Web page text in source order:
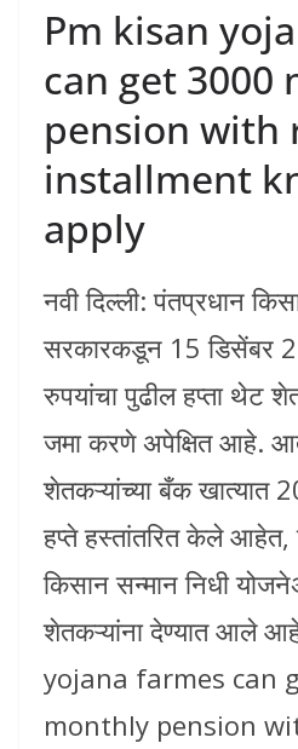
Pm kisan
can get 3000
pension with
installment
apply
नवी दिल्ली: पंतप्रधान
सरकारकडून 15 डिसेंबर
रुपयांचा पुढील हप्ता थेट
जमा करणे अपेक्षित आहे.
शेतकऱ्यांच्या बँक
हप्ते हस्तांतरित केले आहेत,
किसान सन्मान निधी
शेतकऱ्यांना देण्यात आले
yojana farmes can
monthly pension